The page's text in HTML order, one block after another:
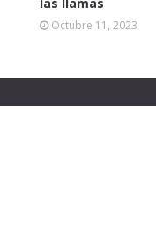
Octubre 11, 2023